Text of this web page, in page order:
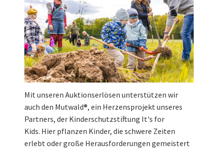
Mit unseren Auktionserlösen unterstützen wir
auch den Mutwald®, ein Herzensprojekt unseres
Partners, der Kinderschutzstiftung It's for
Kids. Hier pflanzen Kinder, die schwere Zeiten
erlebt oder große Herausforderungen gemeistert